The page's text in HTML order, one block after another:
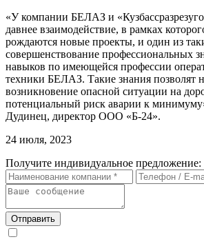
«У компании БЕЛАЗ и
давнее взаимодействие, в рамках
рождаются новые проекты, и один из
совершенствование профессиональных
навыков по имеющейся профессии
техники БЕЛАЗ. Такие знания позволят
возникновение опасной ситуации на
потенциальный риск аварии к
Дудинец, директор ООО «Б-24».
24 июля, 2023
Получите индивидуальное предложение:
Отправить